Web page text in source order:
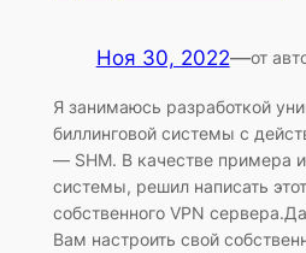
Ноя 30, 2022—от
Я занимаюсь разработкой
биллинговой системы с
— SHM. В качестве примера
системы, решил написать
собственного VPN
Вам настроить свой